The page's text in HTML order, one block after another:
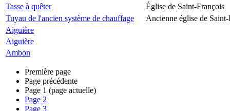
Tasse à quêter
Église de Saint-François
Tuyau de l'ancien système de chauffage
Ancienne église de Saint-
Aiguière
Aiguière
Ambon
Première page
Page précédente
Page 1 (page actuelle)
Page 2
Page 3